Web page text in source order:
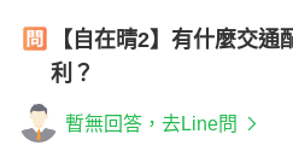
【自在晴2】有什麼交
利？
暫無回答，去Line問